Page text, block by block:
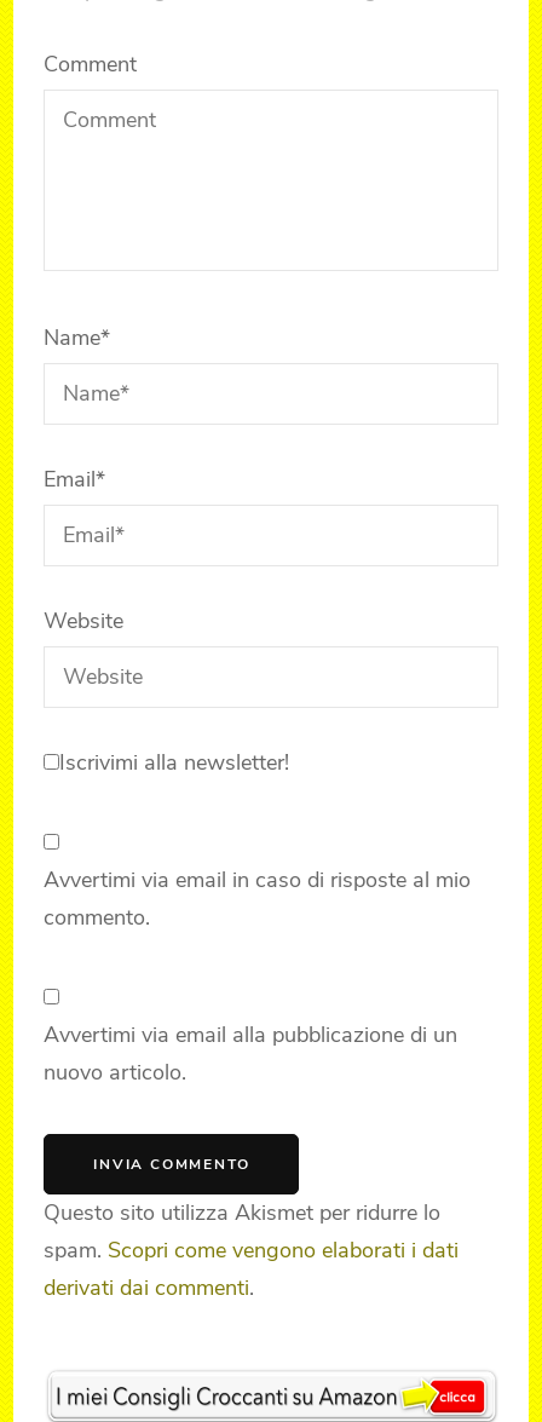
Comment
Name*
Email*
Website
Iscrivimi alla newsletter!
Avvertimi via email in caso di risposte al mio
commento.
Avvertimi via email alla pubblicazione di un
nuovo articolo.
Questo sito utilizza Akismet per ridurre lo
spam. Scopri come vengono elaborati i dati
derivati dai commenti.
Navigation